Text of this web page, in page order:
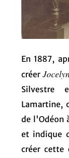
En 1887,
créerJocelyn
Silvestre
Lamartine,
de l'Odéon
et indique
créer cette